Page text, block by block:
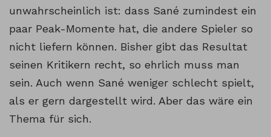
unwahrscheinlich ist: dass Sané zumindest ein
paar Peak-Momente hat, die andere Spieler so
nicht liefern können. Bisher gibt das Resultat
seinen Kritikern recht, so ehrlich muss man
sein. Auch wenn Sané weniger schlecht spielt,
als er gern dargestellt wird. Aber das wäre ein
Thema für sich.